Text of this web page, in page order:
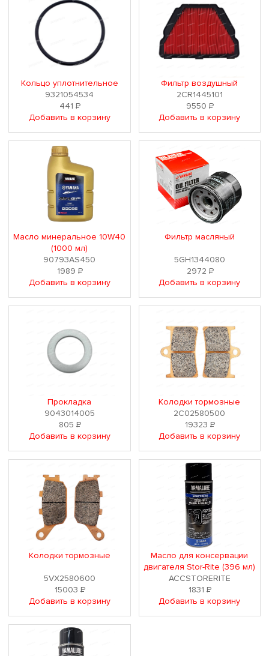
Кольцо уплотнительное
9321054534
441Р
Добавить в корзину
Фильтр воздушный
2CR1445101
9550Р
Добавить в корзину
Масло минеральное 10W40
(1000 мл)
90793AS450
1989Р
Добавить в корзину
Фильтр масляный
5GH1344080
2972 Р
Добавить в корзину
Прокладка
9043014005
805Р
Добавить в корзину
Колодки тормозные
2C02580500
19323Р
Добавить в корзину
Колодки тормозные
5VX2580600
15003Р
Добавить в корзину
Масло для консервации
двигателя Stor-Rite (396 мл)
ACCSTORERITE
1831Р
Добавить в корзину